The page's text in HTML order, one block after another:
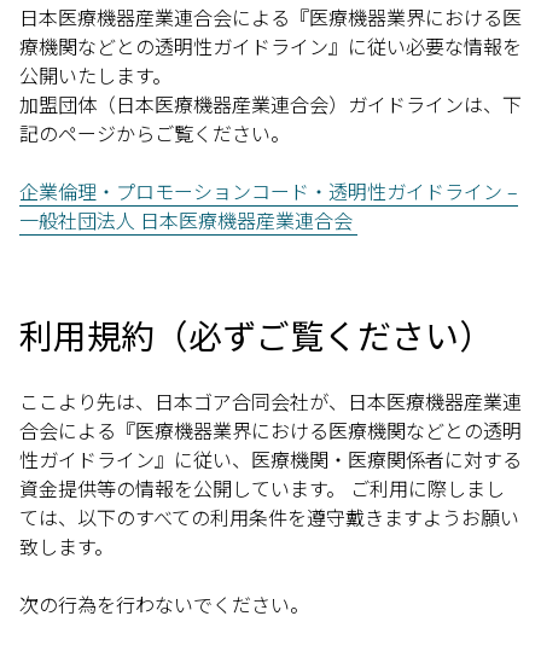
日本医療機器産業連合会による『医療機器業界における医
療機関などとの透明性ガイドライン』に従い必要な情報を
公開いたします。
加盟団体（日本医療機器産業連合会）ガイドラインは、下
記のページからご覧ください。
企業倫理・プロモーションコード・透明性ガイドライン –
一般社団法人 日本医療機器産業連合会
利用規約（必ずご覧ください）
ここより先は、日本ゴア合同会社が、日本医療機器産業連
合会による『医療機器業界における医療機関などとの透明
性ガイドライン』に従い、医療機関・医療関係者に対する
資金提供等の情報を公開しています。 ご利用に際しまし
ては、以下のすべての利用条件を遵守戴きますようお願い
致します。
次の行為を行わないでください。